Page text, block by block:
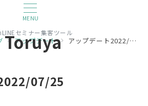
MENU
セミナー集客ツール
Toruya
アップデート アップデート2022/07/25
07/25